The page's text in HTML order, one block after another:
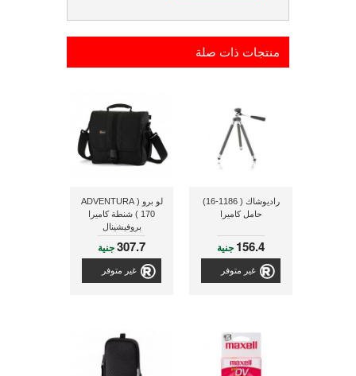
منتجات ذات صلة
راديوشاك ( 1186-16)
حامل كاميرا
156.4 جنية
غير متوفر
لو برو ( ADVENTURA
170 ) شنطة كاميرا
بروفيشينال
307.7جنية
غير متوفر